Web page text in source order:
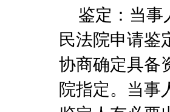
鉴定：当事
民法院申请鉴
协商确定具备
院指定。当事